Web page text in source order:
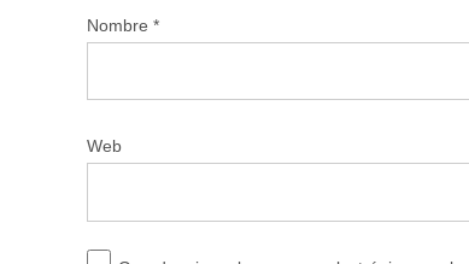
Nombre *
Web